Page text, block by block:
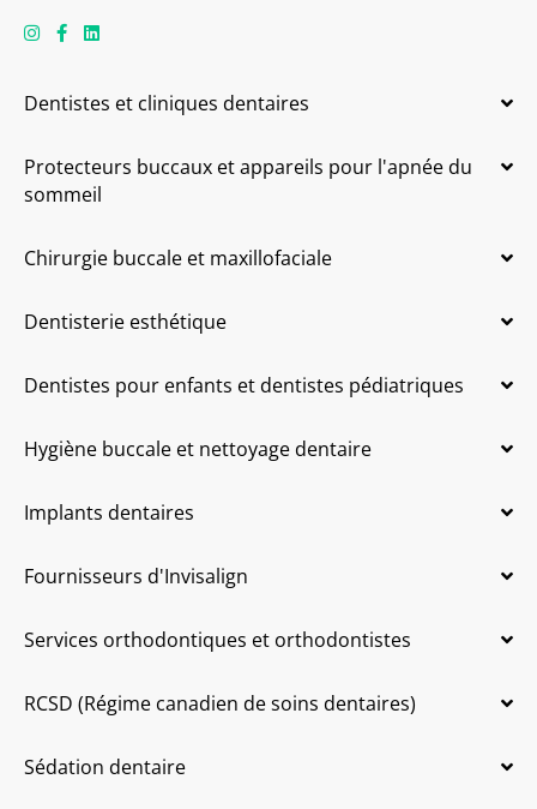
Dentistes et cliniques dentaires
Protecteurs buccaux et appareils pour l'apnée du
sommeil
Chirurgie buccale et maxillofaciale
Dentisterie esthétique
Dentistes pour enfants et dentistes pédiatriques
Hygiène buccale et nettoyage dentaire
Implants dentaires
Fournisseurs d'Invisalign
Services orthodontiques et orthodontistes
RCSD (Régime canadien de soins dentaires)
Sédation dentaire